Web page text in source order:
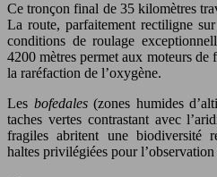
Ce tronçon final de 35 kilomètres
La route, parfaitement rectiligne
conditions de roulage
4200 mètres permet aux moteurs
la raréfaction de l’oxygène.
Les bofedales (zones humides
taches vertes contrastant avec
fragiles abritent une biodiversité
haltes privilégiées pour